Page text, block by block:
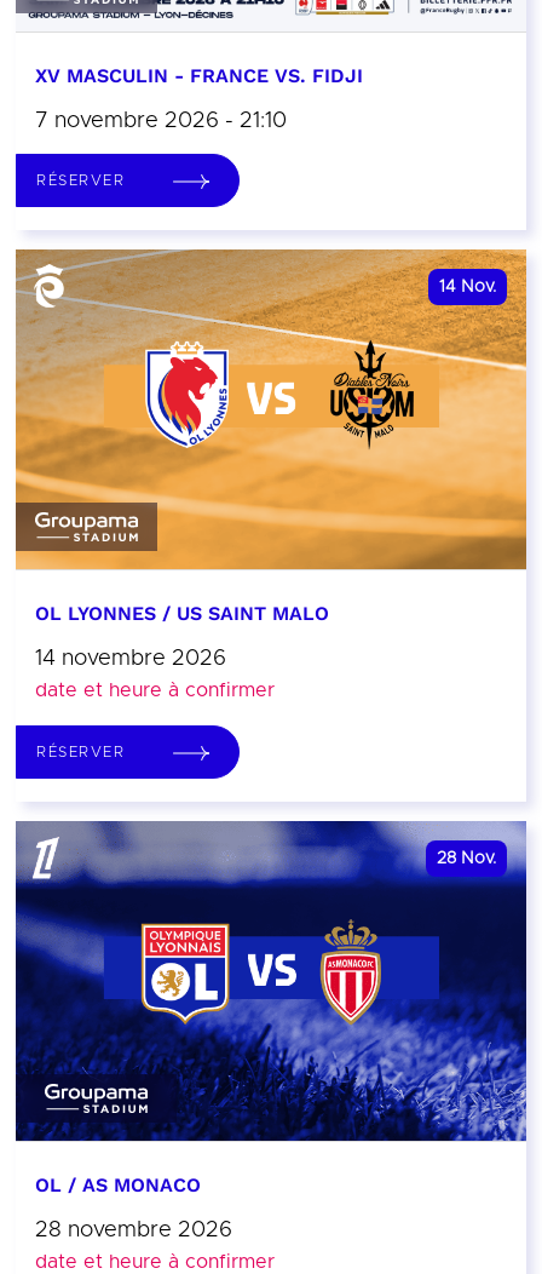
XV MASCULIN - FRANCE VS. FIDJI
7 novembre 2026 - 21:10
RÉSERVER
14 Nov.
OL LYONNES / US SAINT MALO
14 novembre 2026
date et heure à confirmer
RÉSERVER
28 Nov.
OL / AS MONACO
28 novembre 2026
date et heure à confirmer